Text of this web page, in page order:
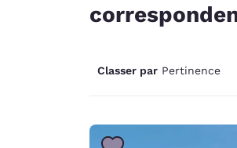
Classer par Pertinence